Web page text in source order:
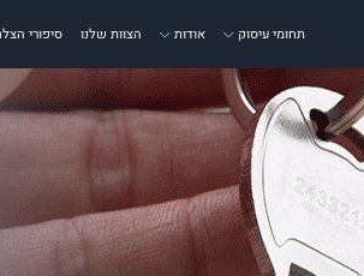
תחומי עיסוק אודות הצוות שלנו סיפורי